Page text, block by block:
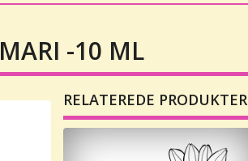
-10 ML
RELATEREDE PRODUKTER